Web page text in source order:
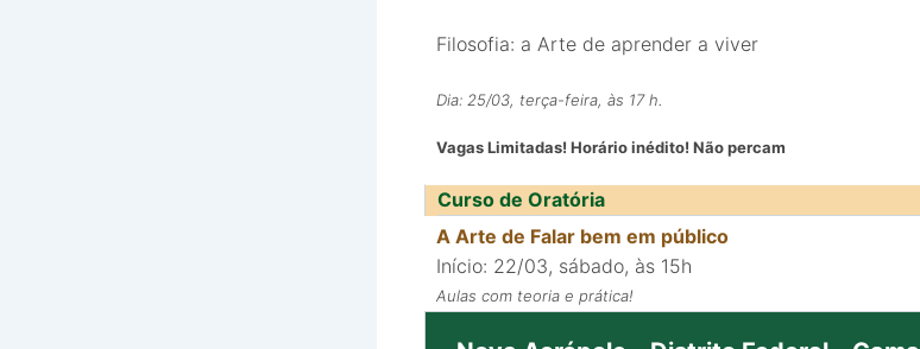
Filosofia: a Arte de aprender a viver
Dia: 25/03, terça-feira, às 17 h.
Vagas Limitadas! Horário inédito! Não percam
Curso de Oratória
A Arte de Falar bem em público
Início: 22/03, sábado, às 15h
Aulas com teoria e prática!